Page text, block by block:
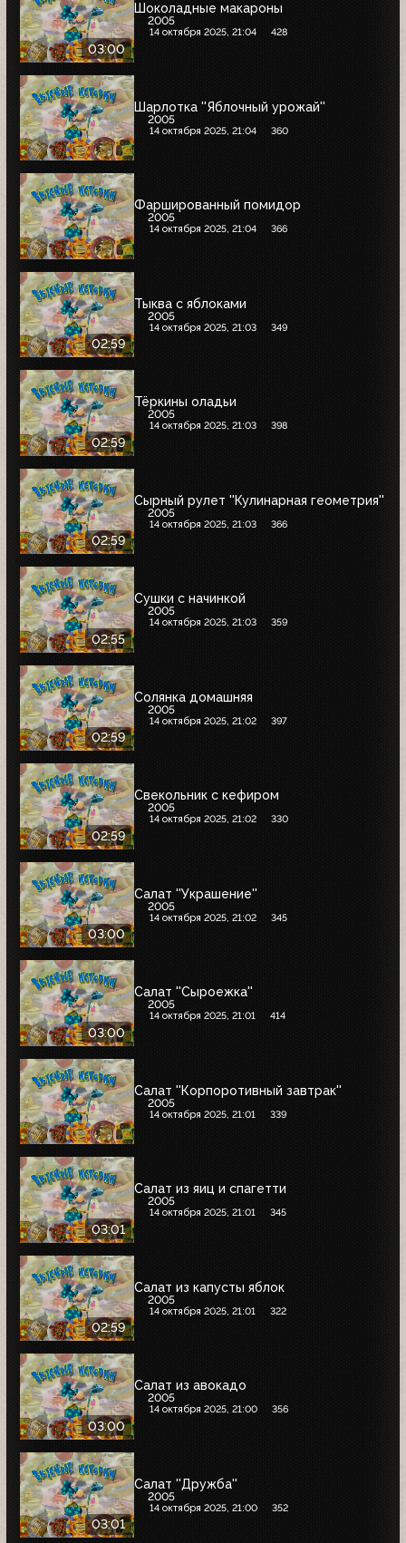
03:00
Шоколадные макароны
2005
14 октября 2025, 21:04 428
Шарлотка ''Яблочный урожай''
2005
14 октября 2025, 21:04 360
Фаршированный помидор
2005
14 октября 2025, 21:04 366
02:59
Тыква с яблоками
2005
14 октября 2025, 21:03 349
02:59
Тёркины оладьи
2005
14 октября 2025, 21:03 398
02:59
Сырный рулет ''Кулинарная геометрия''
2005
14 октября 2025, 21:03 366
02:55
Сушки с начинкой
2005
14 октября 2025, 21:03 359
02:59
Солянка домашняя
2005
14 октября 2025, 21:02 397
02:59
Свекольник с кефиром
2005
14 октября 2025, 21:02 330
03:00
Салат ''Украшение''
2005
14 октября 2025, 21:02 345
03:00
Салат ''Сыроежка''
2005
14 октября 2025, 21:01 414
Салат ''Корпоротивный завтрак''
2005
14 октября 2025, 21:01 339
03:01
Салат из яиц и спагетти
2005
14 октября 2025, 21:01 345
02:59
Салат из капусты яблок
2005
14 октября 2025, 21:01 322
03:00
Салат из авокадо
2005
14 октября 2025, 21:00 356
03:01
Салат ''Дружба''
2005
14 октября 2025, 21:00 352